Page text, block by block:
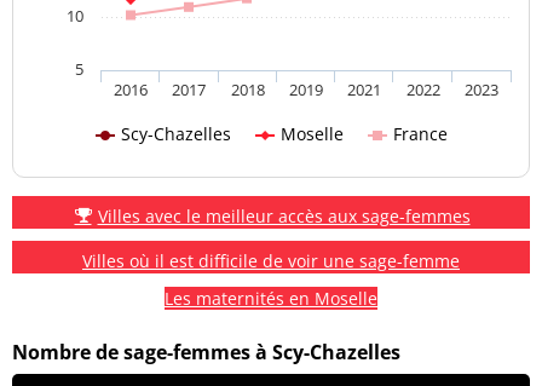
Scy-Chazelles Moselle France
2016 2017 2018 2019 2021 2022 2023
5
10
Villes avec le meilleur accès aux sage-femmes
Villes où il est difficile de voir une sage-femme
Les maternités en Moselle
Nombre de sage-femmes à Scy-Chazelles